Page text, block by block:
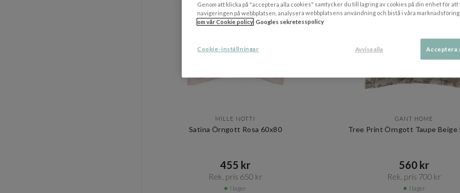
MILLE NOTTI
Satina Örngott Rosa 60x80
455 kr​​
Rek. pris 650 kr​​
I lager
GANT HOME
Tree Print Örngott Taupe Beige
560 kr​​
Rek. pris 700 kr​​
I lager
Genom att klicka på "acceptera alla cookies" samtycker du till lagring av cookies på din enhet för
navigeringen på webbplatsen, analysera webbplatsens användning och bistå i våra
om vår Cookie policy Googles sekretesspolicy
Cookie-inställningar Avvisa alla Acceptera